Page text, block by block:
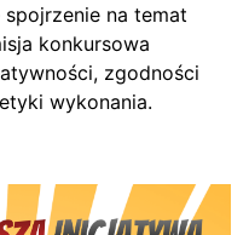
na temat
konkursowa
zgodności
wykonania.